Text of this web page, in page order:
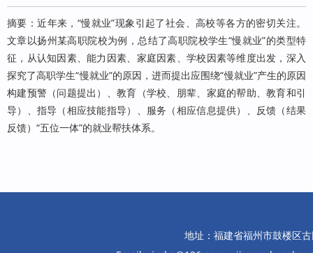
摘要：近年来，“慢就业”现象引起了社会、高校等各方的密切关注。
文章以扬州某高职院校为例，总结了高职院校学生“慢就业”的类型特
征，从认知因素、能力因素、家庭因素、学校因素等维度出发，深入
探究了高职学生“慢就业”的原因，进而提出应围绕“慢就业”产生的原因
构建预警（问题提出）、教育（学校、朋辈、家庭的帮助、教育和引
导）、指导（相应技能指导）、服务（相应信息提供）、反馈（结果
反馈）“五位一体”的就业帮扶体系。
地址：福建省福州市鼓楼区